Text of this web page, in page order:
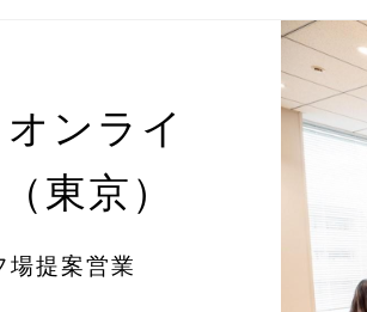
ンライ
東京）
提案営業